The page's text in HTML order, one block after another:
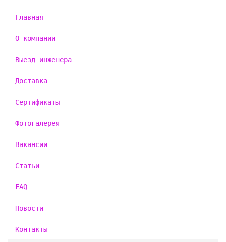
Главная
О компании
Выезд инженера
Доставка
Сертификаты
Фотогалерея
Вакансии
Статьи
FAQ
Новости
Контакты